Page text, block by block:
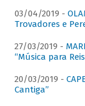
03/04/2019 -
Trovadores e
27/03/2019 -
“Música para
20/03/2019 -
Cantiga”